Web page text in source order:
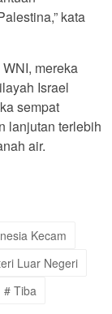
kata
mereka
Israel
sempat
lanjutan terlebih
air.
Kecam
Luar Negeri
# Tiba